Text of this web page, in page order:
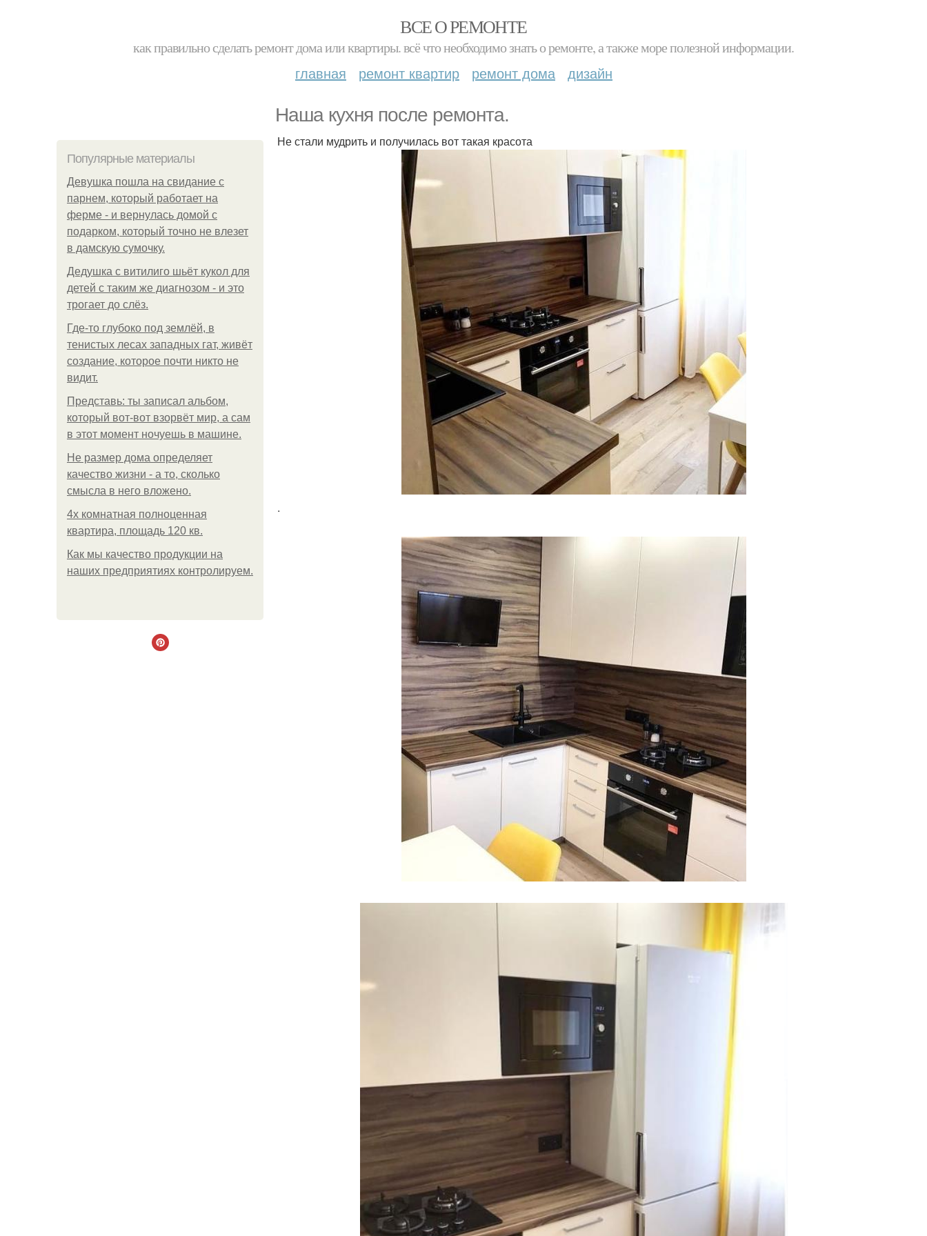
ВСЕ О РЕМОНТЕ
как правильно сделать ремонт дома или квартиры. всё что необходимо знать о ремонте, а также море полезной информации.
главная ремонт квартир ремонт дома дизайн
Наша кухня после ремонта.
Популярные материалы
Девушка пошла на свидание с
парнем, который работает на
ферме - и вернулась домой с
подарком, который точно не влезет
в дамскую сумочку.
Дедушка с витилиго шьёт кукол для
детей с таким же диагнозом - и это
трогает до слёз.
Где-то глубоко под землёй, в
тенистых лесах западных гат, живёт
создание, которое почти никто не
видит.
Представь: ты записал альбом,
который вот-вот взорвёт мир, а сам
в этот момент ночуешь в машине.
Не размер дома определяет
качество жизни - а то, сколько
смысла в него вложено.
4x комнатная полноценная
квартира, площадь 120 кв.
Как мы качество продукции на
наших предприятиях контролируем.
Не стали мудрить и получилась вот такая красота
.